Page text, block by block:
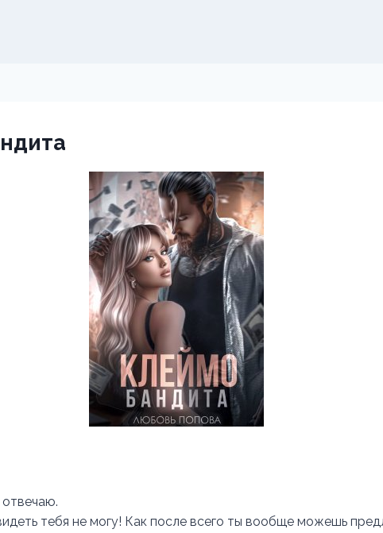
тебя не могу! Как после всего ты вообще можешь